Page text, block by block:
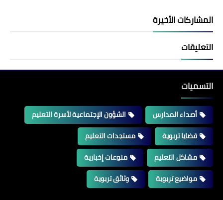
المشاركات الأخيرة
التعليقات
التسميات
أصداء المدارس
الشؤون الإجتماعية لأسرة التعليم
قضايا تربوية
مستجدات التعليم
مشاكل التعليم
منوعات إخبارية
مواضيع تربوية
وثائق تربوية